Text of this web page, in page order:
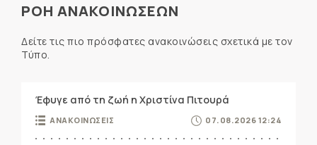
ΡΟΗ ΑΝΑΚΟΙΝΩΣΕΩΝ
Δείτε τις πιο πρόσφατες ανακοινώσεις σχετικά με τον
Τύπο.
Έφυγε από τη ζωή η Χριστίνα Πιτουρά
ΑΝΑΚΟΙΝΩΣΕΙΣ 07.08.2026 12:24